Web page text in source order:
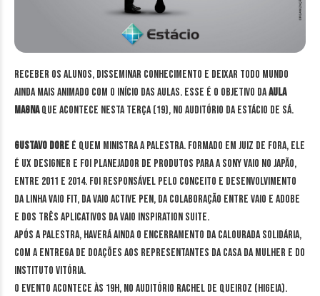
Receber os alunos, disseminar conhecimento e deixar todo mundo
ainda mais animado com o início das aulas. Esse é o objetivo daAula
Magnaque acontece nesta terça (19), no auditório da Estácio de Sá.
Gustavo Dore é quem ministra a palestra. Formado em Juiz de Fora, ele
é UX Designer e foi planejador de produtos para a Sony VAIO no Japão,
entre 2011 e 2014. Foi responsável pelo conceito e desenvolvimento
da linha VAIO Fit, da VAIO Active Pen, da colaboração entre VAIO e Adobe
e dos três aplicativos da VAIO Inspiration Suite.
Após a palestra, haverá ainda o encerramento da Calourada Solidária,
com a entrega de doações aos representantes da Casa da Mulher e do
Instituto Vitória.
O evento acontece às 19h, no Auditório Rachel de Queiroz (Higeia).